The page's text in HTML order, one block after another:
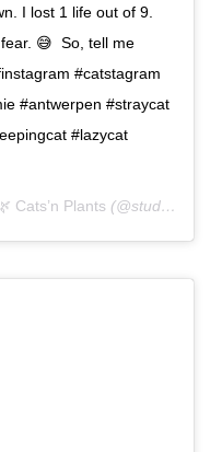
I lost 1 life out of 9.
😅⁣ ⁣ So, tell me
#catstagram
#antwerpen #straycat
#lazycat
Cats’n Plants (@studio_miauw) on